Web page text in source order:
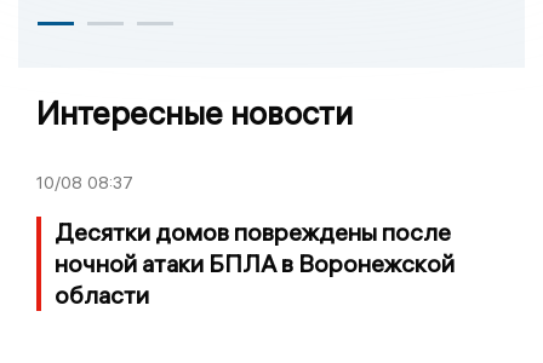
Интересные новости
10/08 08:37
Десятки домов повреждены после
ночной атаки БПЛА в Воронежской
области